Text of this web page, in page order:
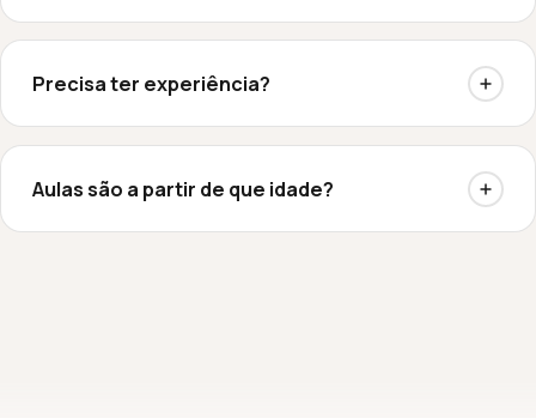
Precisa ter experiência?
Aulas são a partir de que idade?